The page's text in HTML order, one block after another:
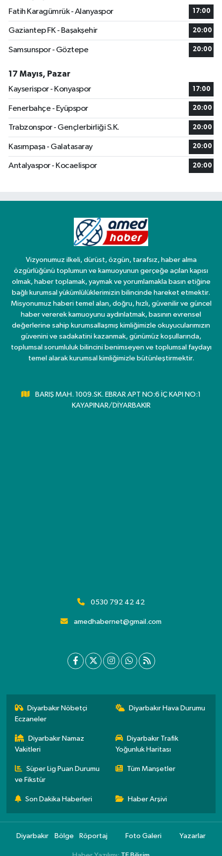
Fatih Karagümrük - Alanyaspor
17:00
Gaziantep FK - Başakşehir 20:00
Samsunspor - Göztepe 20:00
17 Mayıs, Pazar
Kayserispor - Konyaspor
17:00
Fenerbahçe - Eyüpspor 20:00
Trabzonspor - Gençlerbirliği S.K. 20:00
Kasımpaşa - Galatasaray 20:00
Antalyaspor - Kocaelispor 20:00
Vizyonumuz ilkeli, dürüst, özgün, tarafsız, haber alma
özgürlüğünü toplumun ve kamuoyunun gerçeğe açılan kapısı
olmak, haber toplamak, yaymak ve yorumlamakla basın etiğine
bağlı kurumsal yükümlülüklerimizin bilincinde hareket etmektir.
Misyonumuz haberi temel alan, doğru, hızlı, güvenilir ve güncel
haber vererek kamuoyunu aydınlatmak, basının evrensel
değerlerine sahip kurumsallaşmış kimliğimizle okuyucularımızın
güvenini ve sadakatini kazanmak, günümüz koşullarında,
toplumsal sorumluluk bilincini benimseyen ve toplumsal faydayı
temel alarak kurumsal kimliğimizle bütünleştirmektir.
BARIŞ MAH. 1009.SK. EBRAR APT NO:6 İÇ KAPI NO:1
KAYAPINAR/DİYARBAKIR
0530 792 42 42
amedhabernet@gmail.com
Diyarbakır Nöbetçi
Eczaneler
Diyarbakır Hava Durumu
Diyarbakır Namaz
Vakitleri
Diyarbakır Trafik
Yoğunluk Haritası
Süper Lig Puan Durumu
ve Fikstür
Tüm Manşetler
Son Dakika Haberleri Haber Arşivi
Diyarbakır Bölge Röportaj Foto Galeri Yazarlar